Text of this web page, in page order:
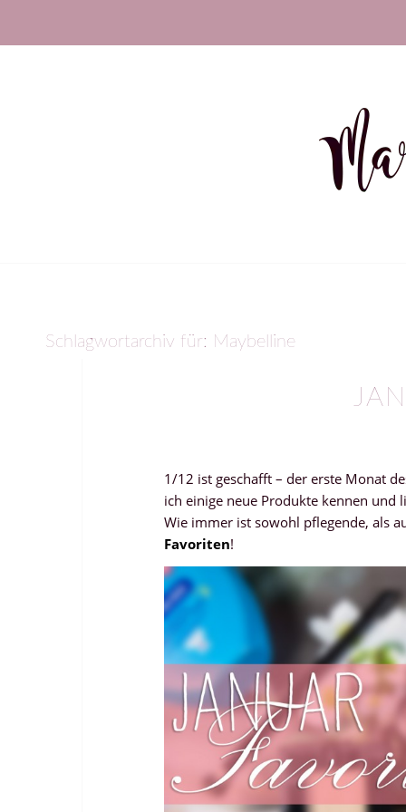
Schlagwortarchiv für: Maybelline
1/12 ist geschafft – der erste Monat
ich einige neue Produkte kennen
Wie immer ist sowohl pflegende, als
Favoriten!